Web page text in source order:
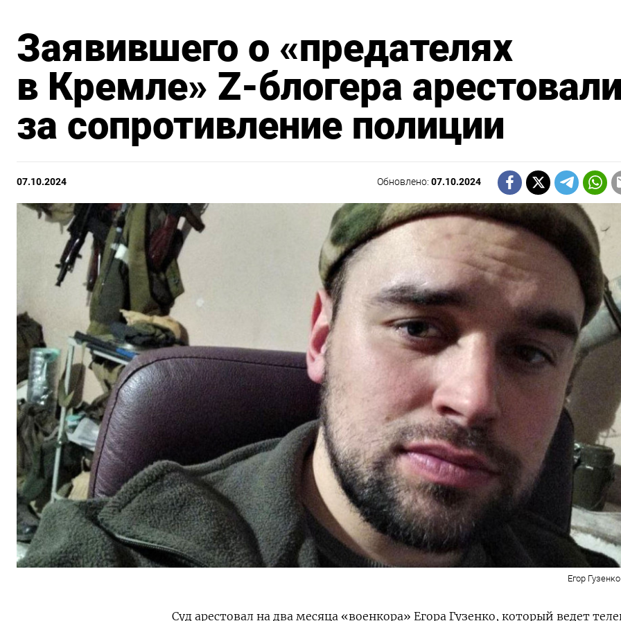
Заявившего о «предателях
в Кремле» Z-блогера
за сопротивление полиции
07.10.2024 Обновлено:07.10.2024
Егор
Суд арестовал на два месяца «военкора» Егора Гузенко, который ведет